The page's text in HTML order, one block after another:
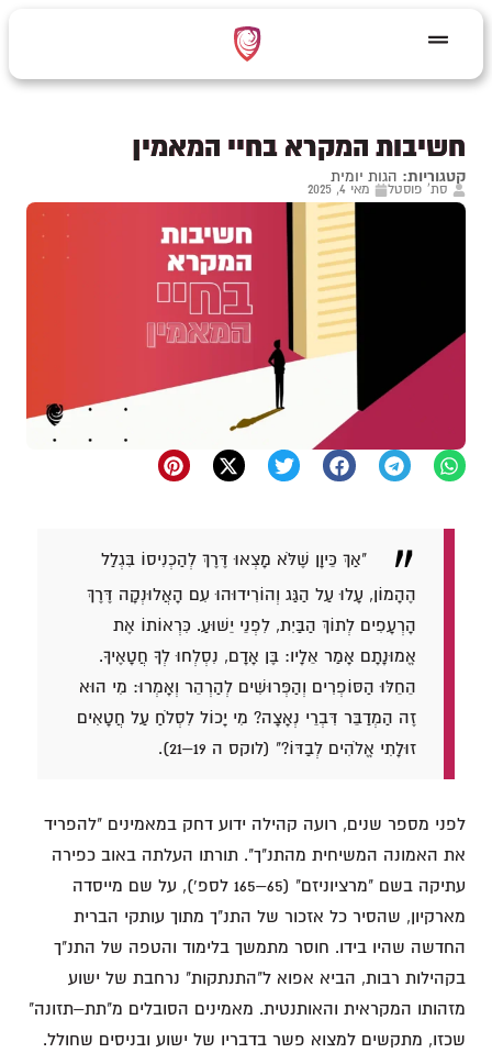
חשיבות המקרא בחיי המאמין
קטגוריות: הגות יומית
סת' פוסטל מאי 4, 2025
"אַךְ כֵּיוָן שֶׁלֹּא מָצְאוּ דֶּרֶךְ לְהַכְנִיסוֹ בִּגְלַל
הֶהָמוֹן, עָלוּ עַל הַגַּג וְהוֹרִידוּהוּ עִם הָאֲלוּנְקָה דֶּרֶךְ
הָרְעָפִים לְתוֹךְ הַבַּיִת, לִפְנֵי יֵשׁוּעַ. כִּרְאוֹתוֹ אֶת
אֱמוּנָתָם אָמַר אֵלָיו: בֶּן אָדָם, נִסְלְחוּ לְךָ חֲטָאֶיךָ.
הֵחֵלּוּ הַסּוֹפְרִים וְהַפְּרוּשִׁים לְהַרְהֵר וְאָמְרוּ: מִי הוּא
זֶה הַמְדַבֵּר דִּבְרֵי נְאָצָה? מִי יָכוֹל לִסְלֹחַ עַל חֲטָאִים
זוּלָתִי אֱלֹהִים לְבַדּוֹ?" (לוקס ה 19–21).
לפני מספר שנים, רועה קהילה ידוע דחק במאמינים "להפריד
את האמונה המשיחית מהתנ"ך". תורתו העלתה באוב כפירה
עתיקה בשם "מרציוניזם" (65–165 לספ'), על שם מייסדה
מארקיון, שהסיר כל אזכור של התנ"ך מתוך עותקי הברית
החדשה שהיו בידו. חוסר מתמשך בלימוד והטפה של התנ"ך
בקהילות רבות, הביא אפוא ל"התנתקות" נרחבת של ישוע
מזהותו המקראית והאותנטית. מאמינים הסובלים מ"תת–תזונה"
שכזו, מתקשים למצוא פשר בדבריו של ישוע ובניסים שחולל.